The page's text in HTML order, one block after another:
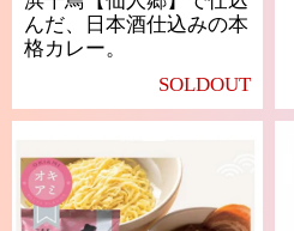
んだ、日本酒仕込みの本
格カレー。
SOLDOUT